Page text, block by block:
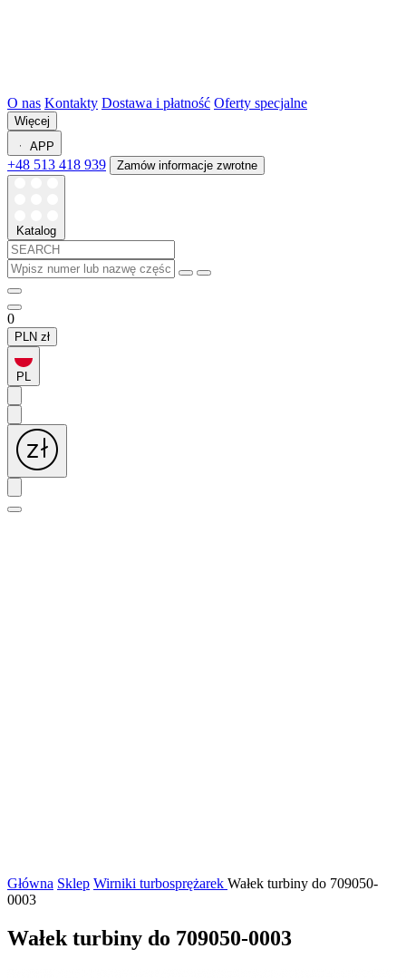
O nas Kontakty Dostawa i płatność Oferty specjalne
Więcej
APP
+48 513 418 939 Zamów informacje zwrotne
Katalog
0
PLN zł
PL
Główna Sklep Wirniki turbosprężarek Wałek turbiny do 709050-
0003
Wałek turbiny do 709050-0003